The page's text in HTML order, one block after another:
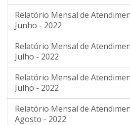
Relatório Mensal de
Junho - 2022
Relatório Mensal de
Julho - 2022
Relatório Mensal de
Julho - 2022
Relatório Mensal de
Agosto - 2022